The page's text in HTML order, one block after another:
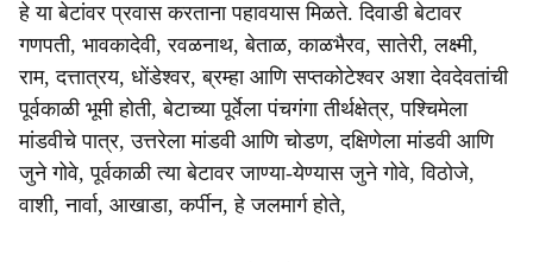
हे या बेटांवर प्रवास करताना पहावयास मिळते. दिवाडी बेटावर
गणपती, भावकादेवी, रवळनाथ, बेताळ, काळभैरव, सातेरी, लक्ष्मी,
राम, दत्तात्रय, धोंडेश्वर, ब्रम्हा आणि सप्तकोटेश्वर अशा देवदेवतांची
पूर्वकाळी भूमी होती, बेटाच्या पूर्वेला पंचगंगा तीर्थक्षेत्र, पश्चिमेला
मांडवीचे पात्र, उत्तरेला मांडवी आणि चोडण, दक्षिणेला मांडवी आणि
जुने गोवे, पूर्वकाळी त्या बेटावर जाण्या-येण्यास जुने गोवे, विठोजे,
वाशी, नार्वा, आखाडा, कर्पीन, हे जलमार्ग होते,